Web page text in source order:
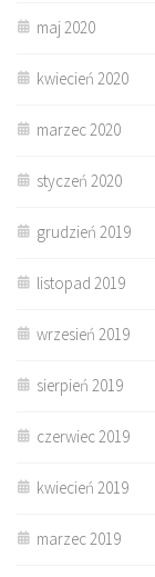
maj 2020
kwiecień 2020
marzec 2020
styczeń 2020
grudzień 2019
listopad 2019
wrzesień 2019
sierpień 2019
czerwiec 2019
kwiecień 2019
marzec 2019